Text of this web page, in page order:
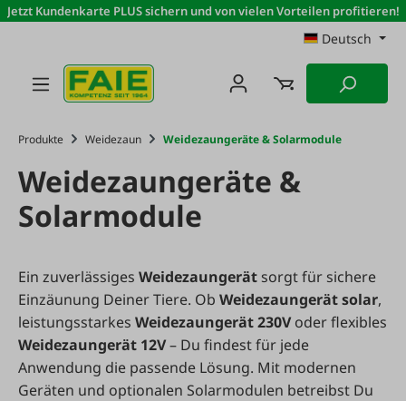
Zum Hauptinhalt springen
Jetzt Kundenkarte PLUS sichern und von vielen Vorteilen profitieren!
Deutsch
Produkte Weidezaun Weidezaungeräte & Solarmodule
Weidezaungeräte &
Solarmodule
Ein zuverlässiges Weidezaungerät sorgt für sichere
Einzäunung Deiner Tiere. Ob Weidezaungerät solar,
leistungsstarkes Weidezaungerät 230V oder flexibles
Weidezaungerät 12V– Du findest für jede
Anwendung die passende Lösung. Mit modernen
Geräten und optionalen Solarmodulen betreibst Du